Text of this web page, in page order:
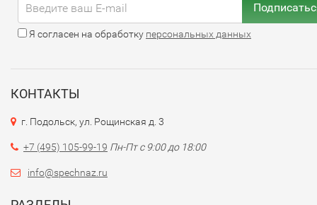
Я согласен на обработку персональных данных
КОНТАКТЫ
г. Подольск, ул. Рощинская д. 3
+7 (495) 105-99-19 Пн-Пт с 9:00 до 18:00
info@spechnaz.ru